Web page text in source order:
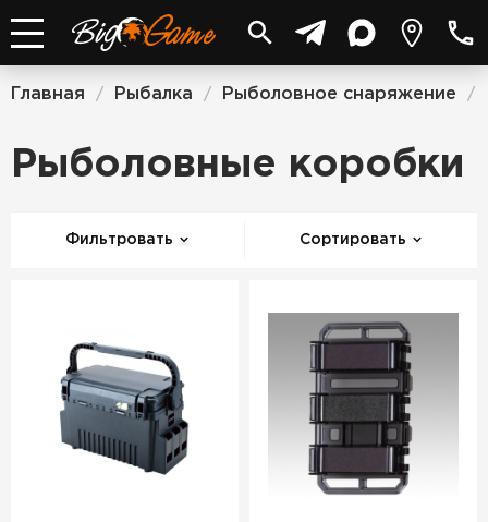
Главная / Рыбалка / Рыболовное снаряжение /
Рыболовные коробки
Фильтровать Сортировать